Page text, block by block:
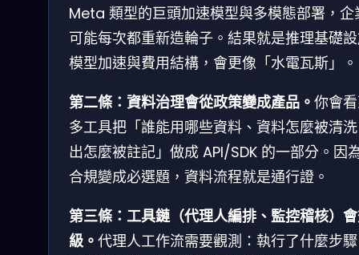
Meta 類型的巨頭加速模型與多模態部署，企
可能每次都重新造輪子。結果就是推理基礎
模型加速與費用結構，會更像「水電瓦斯」。
第二條：資料治理會從政策變成產品。 你會
多工具把「誰能用哪些資料、資料怎麼被清
出怎麼被註記」做成 API/SDK 的一部分。因
合規變成必選題，資料流程就是通行證。
第三條：工具鏈（代理人編排、監控稽核）
級。 代理人工作流需要觀測：執行了什麼步